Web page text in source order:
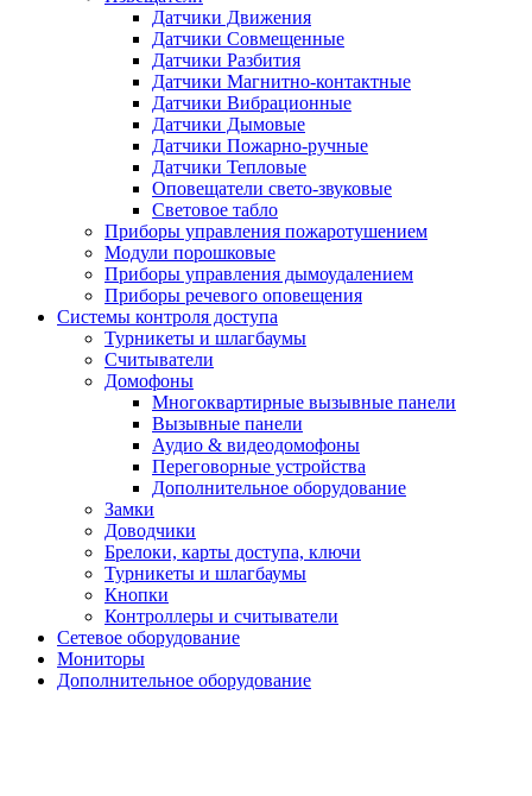
Датчики Движения
Датчики Совмещенные
Датчики Разбития
Датчики Магнитно-контактные
Датчики Вибрационные
Датчики Дымовые
Датчики Пожарно-ручные
Датчики Тепловые
Оповещатели свето-звуковые
Световое табло
Приборы управления пожаротушением
Модули порошковые
Приборы управления дымоудалением
Приборы речевого оповещения
Системы контроля доступа
Турникеты и шлагбаумы
Cчитыватели
Домофоны
Многоквартирные вызывные панели
Вызывные панели
Аудио & видеодомофоны
Переговорные устройства
Дополнительное оборудование
Замки
Доводчики
Брелоки, карты доступа, ключи
Турникеты и шлагбаумы
Кнопки
Контроллеры и считыватели
Сетевое оборудование
Мониторы
Дополнительное оборудование